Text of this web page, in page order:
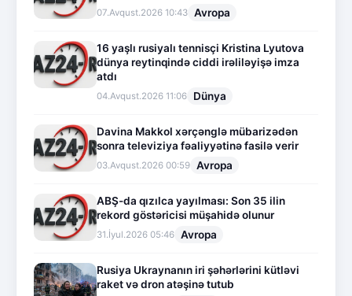
07.Avqust.2026 10:43 Avropa
16 yaşlı rusiyalı tennisçi Kristina Lyutova
dünya reytinqində ciddi irəliləyişə imza
atdı
04.Avqust.2026 11:06 Dünya
Davina Makkol xərçənglə mübarizədən
sonra televiziya fəaliyyətinə fasilə verir
03.Avqust.2026 00:59 Avropa
ABŞ-da qızılca yayılması: Son 35 ilin
rekord göstəricisi müşahidə olunur
31.İyul.2026 05:46 Avropa
Rusiya Ukraynanın iri şəhərlərini kütləvi
raket və dron atəşinə tutub